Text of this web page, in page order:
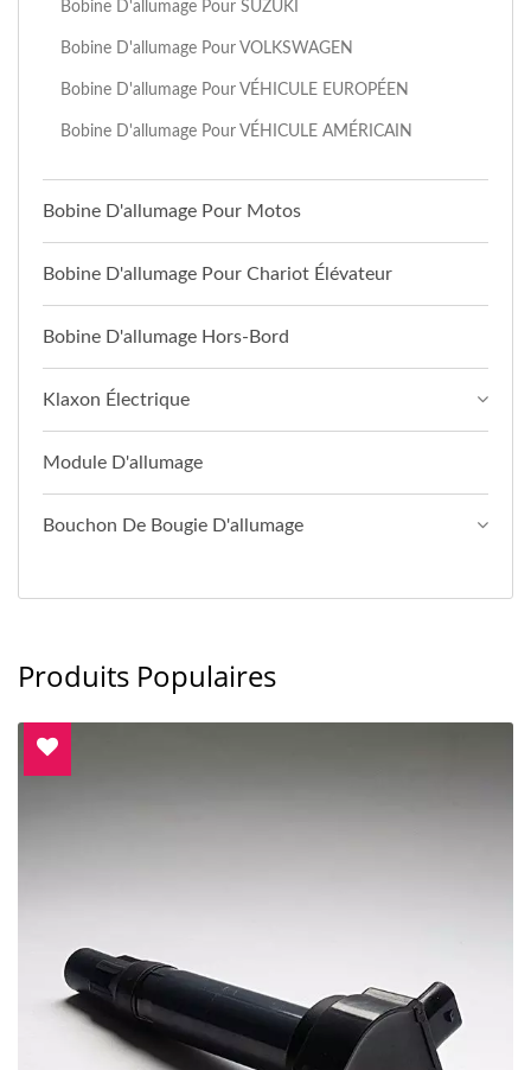
Bobine D'allumage Pour SUZUKI
Bobine D'allumage Pour VOLKSWAGEN
Bobine D'allumage Pour VÉHICULE EUROPÉEN
Bobine D'allumage Pour VÉHICULE AMÉRICAIN
Bobine D'allumage Pour Motos
Bobine D'allumage Pour Chariot Élévateur
Bobine D'allumage Hors-Bord
Klaxon Électrique
Module D'allumage
Bouchon De Bougie D'allumage
Produits Populaires